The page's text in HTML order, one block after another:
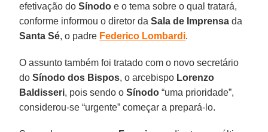
efetivação doSínodo e o tema sobre o qual tratará,
conforme informou o diretor daSala de Imprensa da
Santa Sé, o padre Federico Lombardi.
O assunto também foi tratado com o novo secretário
doSínodo dos Bispos, o arcebispo Lorenzo
Baldisseri, pois sendo oSínodo “uma prioridade”,
considerou-se “urgente” começar a prepará-lo.